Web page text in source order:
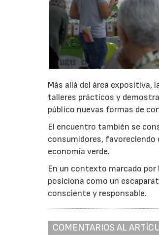
Más allá del área expositiva,
talleres prácticos y
público nuevas formas de
El encuentro también se
consumidores,
economía verde.
En un contexto marcado por
posiciona como un
consciente y responsable.
COMENTARIOS AL